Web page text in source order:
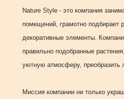
Nature Style- это компания
помещений, грамотно подбирает
декоративные элементы.
правильно подобранные
уютную атмосферу, преобразить
Миссия компании ни только